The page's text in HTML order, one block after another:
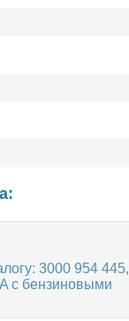
:
3000 954 445,
с бензиновыми